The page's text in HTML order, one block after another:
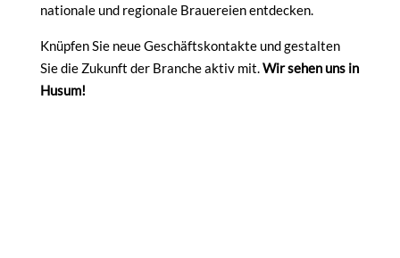
nationale und regionale Brauereien entdecken.
Knüpfen Sie neue Geschäftskontakte und gestalten
Sie die Zukunft der Branche aktiv mit. Wir sehen uns in
Husum!